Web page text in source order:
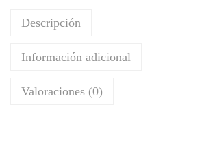
Descripción
Información adicional
Valoraciones (0)